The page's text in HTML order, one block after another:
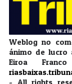
Weblog no
ánimo de lucro
Eiroa
- All rights